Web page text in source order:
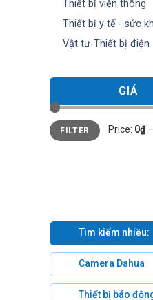
Thiết bị viễn thông
Thiết bị y tế - sức
Vật tư-Thiết bị điện
GIÁ
Min
price
Max
priceFILTER Price: 0₫
Tìm kiếm nhiều:
Camera Dahua
Thiết bị báo